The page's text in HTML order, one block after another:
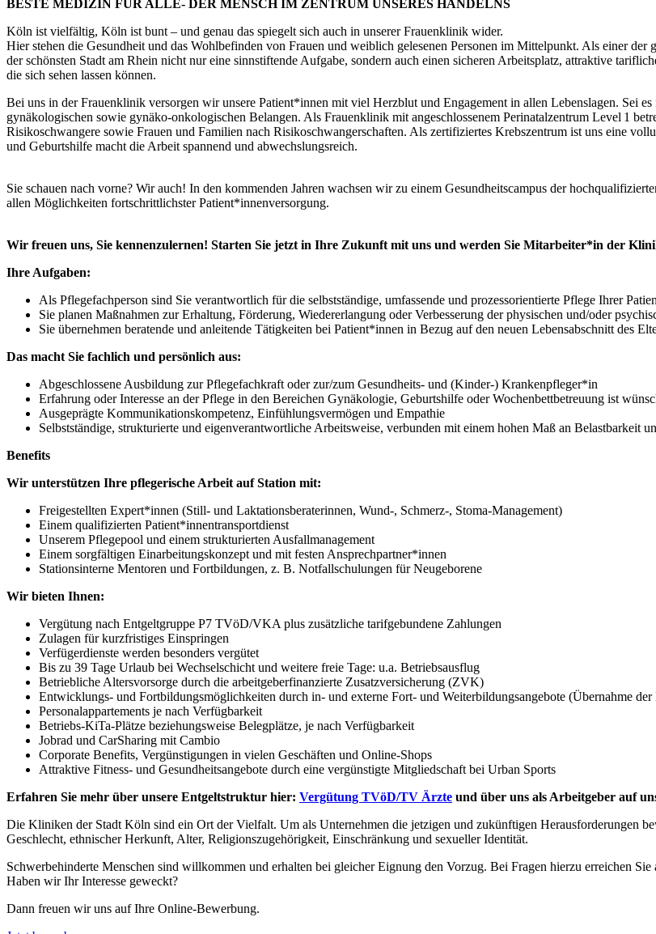
BESTE MEDIZIN FÜR ALLE- DER MENSCH IM ZENTRUM UNSERES HANDELNS
Köln ist vielfältig, Köln ist bunt – und genau das spiegelt sich auch in unserer Frauenklinik wider.
Hier stehen die Gesundheit und das Wohlbefinden von Frauen und weiblich gelesenen Personen im Mittelpunkt. Als einer
der schönsten Stadt am Rhein nicht nur eine sinnstiftende Aufgabe, sondern auch einen sicheren Arbeitsplatz, attraktive
die sich sehen lassen können.
Bei uns in der Frauenklinik versorgen wir unsere Patient*innen mit viel Herzblut und Engagement in allen Lebenslagen. Sei
gynäkologischen sowie gynäko-onkologischen Belangen. Als Frauenklinik mit angeschlossenem Perinatalzentrum Level 1
Risikoschwangere sowie Frauen und Familien nach Risikoschwangerschaften. Als zertifiziertes Krebszentrum ist uns eine
und Geburtshilfe macht die Arbeit spannend und abwechslungsreich.
Sie schauen nach vorne? Wir auch! In den kommenden Jahren wachsen wir zu einem Gesundheitscampus der
allen Möglichkeiten fortschrittlichster Patient*innenversorgung.
Wir freuen uns, Sie kennenzulernen! Starten Sie jetzt in Ihre Zukunft mit uns und werden Sie Mitarbeiter*in der
Ihre Aufgaben:
Als Pflegefachperson sind Sie verantwortlich für die selbstständige, umfassende und prozessorientierte Pflege Ihrer
Sie planen Maßnahmen zur Erhaltung, Förderung, Wiedererlangung oder Verbesserung der physischen und/oder
Sie übernehmen beratende und anleitende Tätigkeiten bei Patient*innen in Bezug auf den neuen Lebensabschnitt des
Das macht Sie fachlich und persönlich aus:
Abgeschlossene Ausbildung zur Pflegefachkraft oder zur/zum Gesundheits- und (Kinder-) Krankenpfleger*in
Erfahrung oder Interesse an der Pflege in den Bereichen Gynäkologie, Geburtshilfe oder Wochenbettbetreuung ist
Ausgeprägte Kommunikationskompetenz, Einfühlungsvermögen und Empathie
Selbstständige, strukturierte und eigenverantwortliche Arbeitsweise, verbunden mit einem hohen Maß an Belastbarkeit
Benefits
Wir unterstützen Ihre pflegerische Arbeit auf Station mit:
Freigestellten Expert*innen (Still- und Laktationsberaterinnen, Wund-, Schmerz-, Stoma-Management)
Einem qualifizierten Patient*innentransportdienst
Unserem Pflegepool und einem strukturierten Ausfallmanagement
Einem sorgfältigen Einarbeitungskonzept und mit festen Ansprechpartner*innen
Stationsinterne Mentoren und Fortbildungen, z. B. Notfallschulungen für Neugeborene
Wir bieten Ihnen:
Vergütung nach Entgeltgruppe P7 TVöD/VKA plus zusätzliche tarifgebundene Zahlungen
Zulagen für kurzfristiges Einspringen
Verfügerdienste werden besonders vergütet
Bis zu 39 Tage Urlaub bei Wechselschicht und weitere freie Tage: u.a. Betriebsausflug
Betriebliche Altersvorsorge durch die arbeitgeberfinanzierte Zusatzversicherung (ZVK)
Entwicklungs- und Fortbildungsmöglichkeiten durch in- und externe Fort- und Weiterbildungsangebote (Übernahme
Personalappartements je nach Verfügbarkeit
Betriebs-KiTa-Plätze beziehungsweise Belegplätze, je nach Verfügbarkeit
Jobrad und CarSharing mit Cambio
Corporate Benefits, Vergünstigungen in vielen Geschäften und Online-Shops
Attraktive Fitness- und Gesundheitsangebote durch eine vergünstigte Mitgliedschaft bei Urban Sports
Erfahren Sie mehr über unsere Entgeltstruktur hier: Vergütung TVöD/TV Ärzte und über uns als Arbeitgeber auf
Die Kliniken der Stadt Köln sind ein Ort der Vielfalt. Um als Unternehmen die jetzigen und zukünftigen Herausforderungen
Geschlecht, ethnischer Herkunft, Alter, Religionszugehörigkeit, Einschränkung und sexueller Identität.
Schwerbehinderte Menschen sind willkommen und erhalten bei gleicher Eignung den Vorzug. Bei Fragen hierzu erreichen Sie
Haben wir Ihr Interesse geweckt?
Dann freuen wir uns auf Ihre Online-Bewerbung.